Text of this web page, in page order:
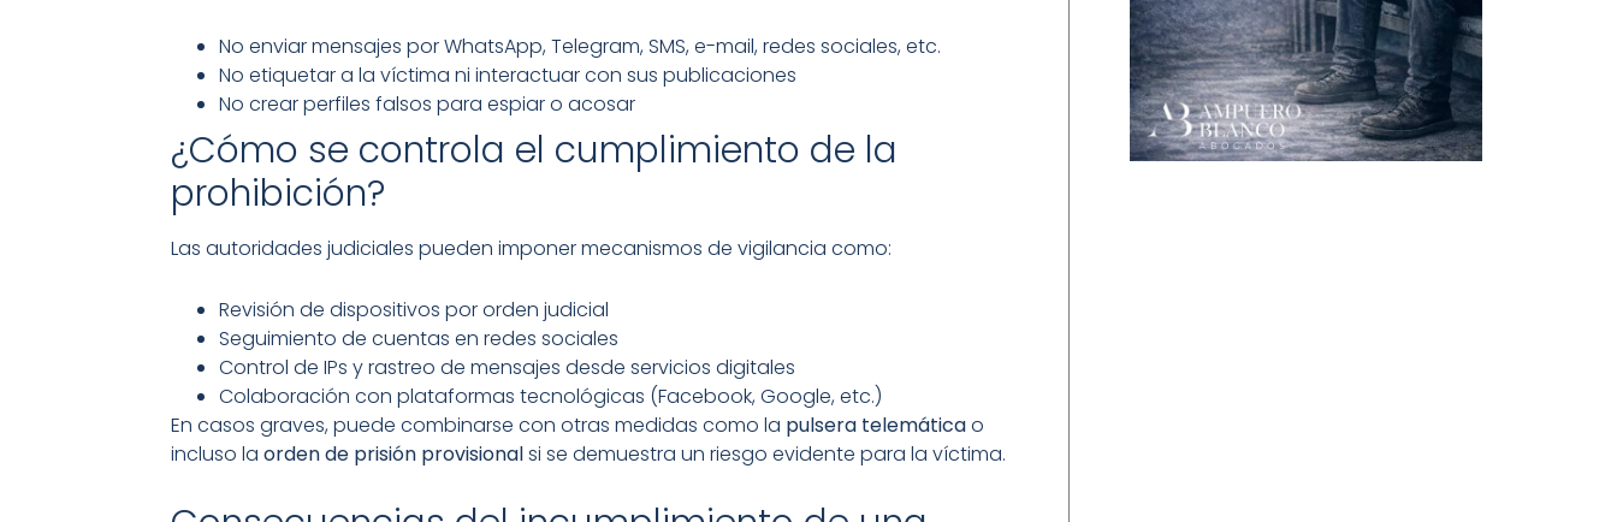
No enviar mensajes por WhatsApp, Telegram, SMS, e-mail, redes sociales, etc.
No etiquetar a la víctima ni interactuar con sus publicaciones
No crear perfiles falsos para espiar o acosar
¿Cómo se controla el cumplimiento de la
prohibición?
Las autoridades judiciales pueden imponer mecanismos de vigilancia como:
Revisión de dispositivos por orden judicial
Seguimiento de cuentas en redes sociales
Control de IPs y rastreo de mensajes desde servicios digitales
Colaboración con plataformas tecnológicas (Facebook, Google, etc.)
En casos graves, puede combinarse con otras medidas como la pulsera telemáticao
incluso la orden de prisión provisionalsi se demuestra un riesgo evidente para la víctima.